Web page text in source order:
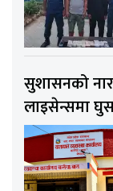
सुशासनको
लाइसेन्समा